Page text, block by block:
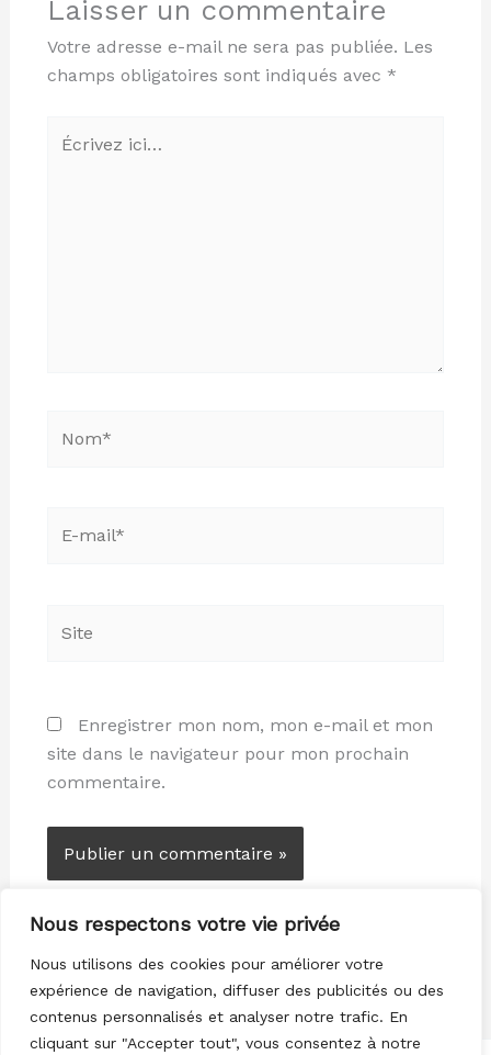
Nous respectons votre vie privée
Nous utilisons des cookies pour améliorer votre
expérience de navigation, diffuser des publicités ou des
contenus personnalisés et analyser notre trafic. En
cliquant sur "Accepter tout", vous consentez à notre
Laisser un commentaire
Votre adresse e-mail ne sera pas publiée. Les
champs obligatoires sont indiqués avec *
ici…
Enregistrer mon nom, mon e-mail et mon
site dans le navigateur pour mon prochain
commentaire.